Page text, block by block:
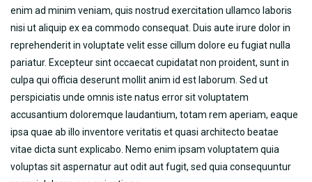
enim ad minim veniam, quis nostrud exercitation ullamco laboris
nisi ut aliquip ex ea commodo consequat. Duis aute irure dolor in
reprehenderit in voluptate velit esse cillum dolore eu fugiat nulla
pariatur. Excepteur sint occaecat cupidatat non proident, sunt in
culpa qui officia deserunt mollit anim id est laborum. Sed ut
perspiciatis unde omnis iste natus error sit voluptatem
accusantium doloremque laudantium, totam rem aperiam, eaque
ipsa quae ab illo inventore veritatis et quasi architecto beatae
vitae dicta sunt explicabo. Nemo enim ipsam voluptatem quia
voluptas sit aspernatur aut odit aut fugit, sed quia consequuntur